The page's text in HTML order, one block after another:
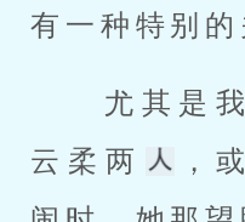
有一种特别
云柔两
，